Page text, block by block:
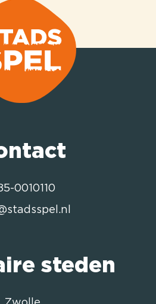
0010110
steden